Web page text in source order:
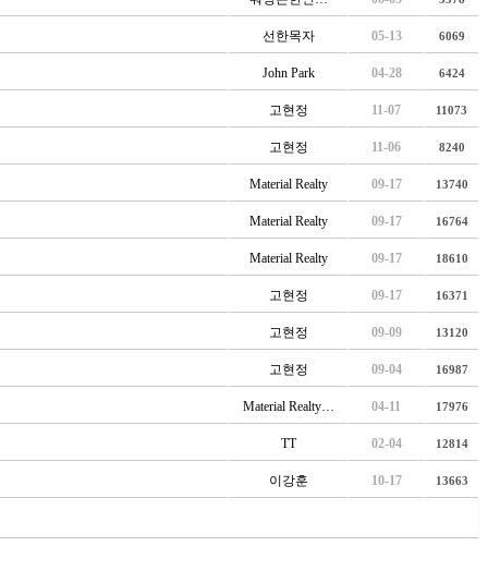
선한목자 05-13 6069
John Park 04-28 6424
고현정 11-07 11073
고현정 11-06 8240
Material Realty 09-17 13740
Material Realty 09-17 16764
Material Realty 09-17 18610
고현정 09-17 16371
고현정 09-09 13120
고현정 09-04 16987
Material Realty… 04-11 17976
TT 02-04 12814
이강훈 10-17 13663